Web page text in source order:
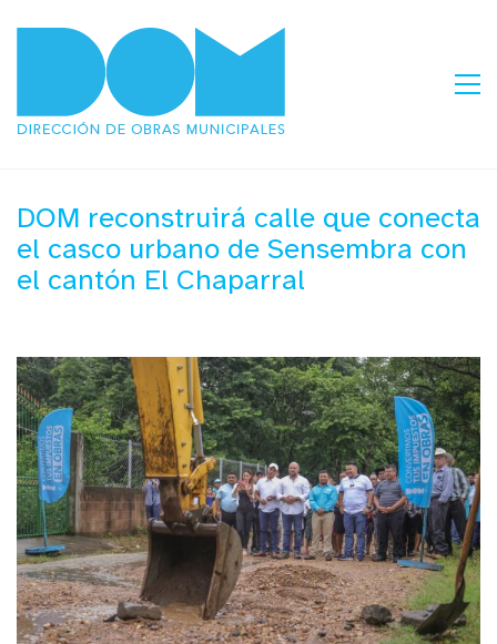
DOM reconstruirá calle que conecta
el casco urbano de Sensembra con
el cantón El Chaparral